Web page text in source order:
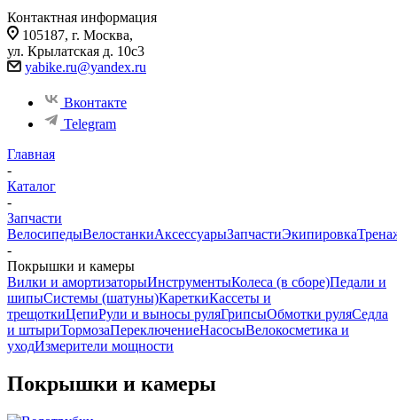
Контактная информация
105187, г. Москва,
ул. Крылатская д. 10с3
yabike.ru@yandex.ru
Вконтакте
Telegram
Главная
-
Каталог
-
Запчасти
ВелосипедыВелостанкиАксессуарыЗапчастиЭкипировка
-
Покрышки и камеры
Вилки и амортизаторыИнструментыКолеса (в сборе)Педали и
шипыСистемы (шатуны)КареткиКассеты и
трещоткиЦепиРули и выносы руляГрипсыОбмотки руляСедла
и штыриТормозаПереключениеНасосыВелокосметика и
уходИзмерители мощности
Покрышки и камеры